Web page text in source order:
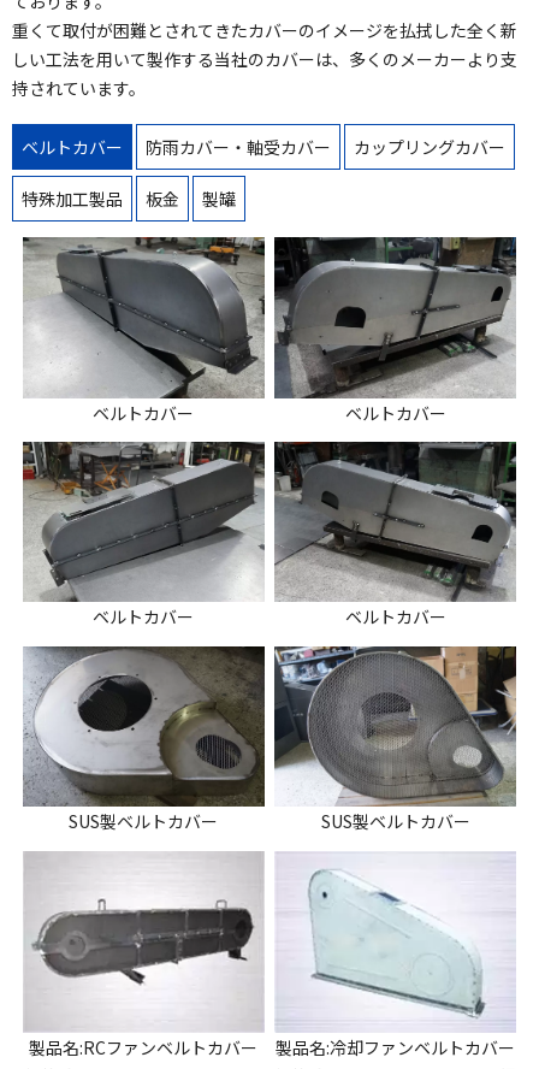
重くて取付が困難とされてきたカバーのイメージを払拭した全く新
しい工法を用いて製作する当社のカバーは、多くのメーカーより支
持されています。
ベルトカバー 防雨カバー・軸受カバー カップリングカバー
特殊加工製品 板金 製罐
ベルトカバー ベルトカバー
ベルトカバー ベルトカバー
SUS製ベルトカバー SUS製ベルトカバー
製品名:RCファンベルトカバー
製品名:冷却ファンベルトカバー